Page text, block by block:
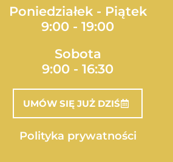
Poniedziałek - Piątek
9:00 - 19:00
Sobota
9:00 - 16:30
UMÓW SIĘ JUŻ DZIŚ
Polityka prywatności